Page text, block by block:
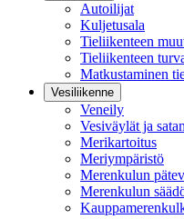
Autoilijat
Kuljetusala
Tieliikenteen
Tieliikenteen
Matkustaminen
Vesiliikenne
Veneily
Vesiväylät ja
Merikartoitus
Meriympäristö
Merenkulun
Merenkulun